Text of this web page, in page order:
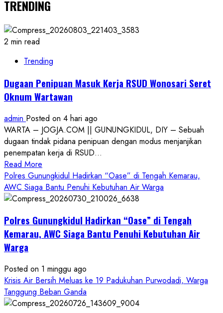
TRENDING
2 min read
Trending
Dugaan Penipuan Masuk Kerja RSUD Wonosari Seret
Oknum Wartawan
admin Posted on 4 hari ago
WARTA – JOGJA.COM || GUNUNGKIDUL, DIY – Sebuah
dugaan tindak pidana penipuan dengan modus menjanjikan
penempatan kerja di RSUD...
Read More
more
about
Dugaan
Masuk
Kerja
Seret
Oknum
Wartawan
Polres Gunungkidul Hadirkan “Oase” di Tengah Kemarau,
AWC Siaga Bantu Penuhi Kebutuhan Air Warga
Polres Gunungkidul Hadirkan “Oase” di Tengah
Kemarau, AWC Siaga Bantu Penuhi Kebutuhan Air
Warga
Posted on 1 minggu ago
Krisis Air Bersih Meluas ke 19 Padukuhan Purwodadi, Warga
Tanggung Beban Ganda